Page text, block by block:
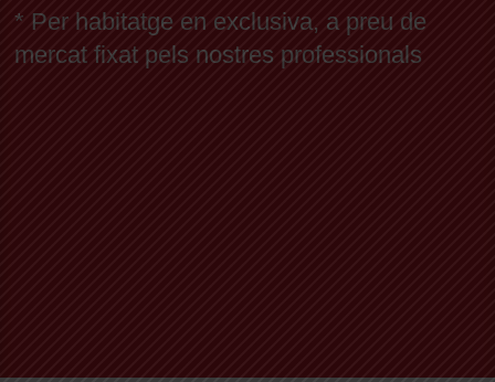
* Per habitatge en exclusiva, a preu de
mercat fixat pels nostres professionals